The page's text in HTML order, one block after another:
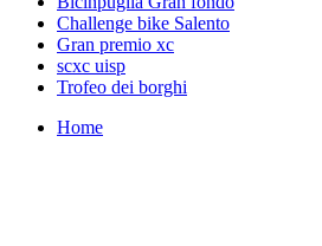
Challenge bike Salento
Gran premio xc
scxc uisp
Trofeo dei borghi
Home